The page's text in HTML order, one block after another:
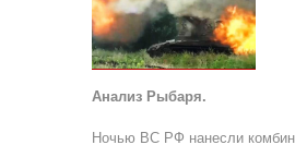
Анализ Рыбаря.
Ночью ВС РФ нанесли